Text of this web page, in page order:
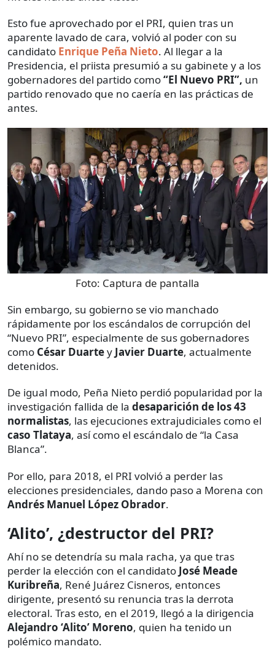
Esto fue aprovechado por el PRI, quien tras un
aparente lavado de cara, volvió al poder con su
candidato Enrique Peña Nieto. Al llegar a la
Presidencia, el priista presumió a su gabinete y a los
gobernadores del partido como“El Nuevo PRI”, un
partido renovado que no caería en las prácticas de
antes.
Foto: Captura de pantalla
Sin embargo, su gobierno se vio manchado
rápidamente por los escándalos de corrupción del
“Nuevo PRI”, especialmente de sus gobernadores
como César Duartey Javier Duarte, actualmente
detenidos.
De igual modo, Peña Nieto perdió popularidad por la
investigación fallida de la desaparición de los 43
normalistas, las ejecuciones extrajudiciales como el
caso Tlataya, así como el escándalo de “la Casa
Blanca”.
Por ello, para 2018, el PRI volvió a perder las
elecciones presidenciales, dando paso a Morena con
Andrés Manuel López Obrador.
‘Alito’, ¿destructor del PRI?
Ahí no se detendría su mala racha, ya que tras
perder la elección con el candidato José Meade
Kuribreña, René Juárez Cisneros, entonces
dirigente, presentó su renuncia tras la derrota
electoral. Tras esto, en el 2019, llegó a la dirigencia
Alejandro ‘Alito’ Moreno, quien ha tenido un
polémico mandato.